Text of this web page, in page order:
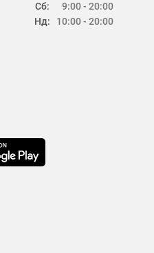
Сб:
Нд:
9:00 - 20:00
10:00 - 20:00